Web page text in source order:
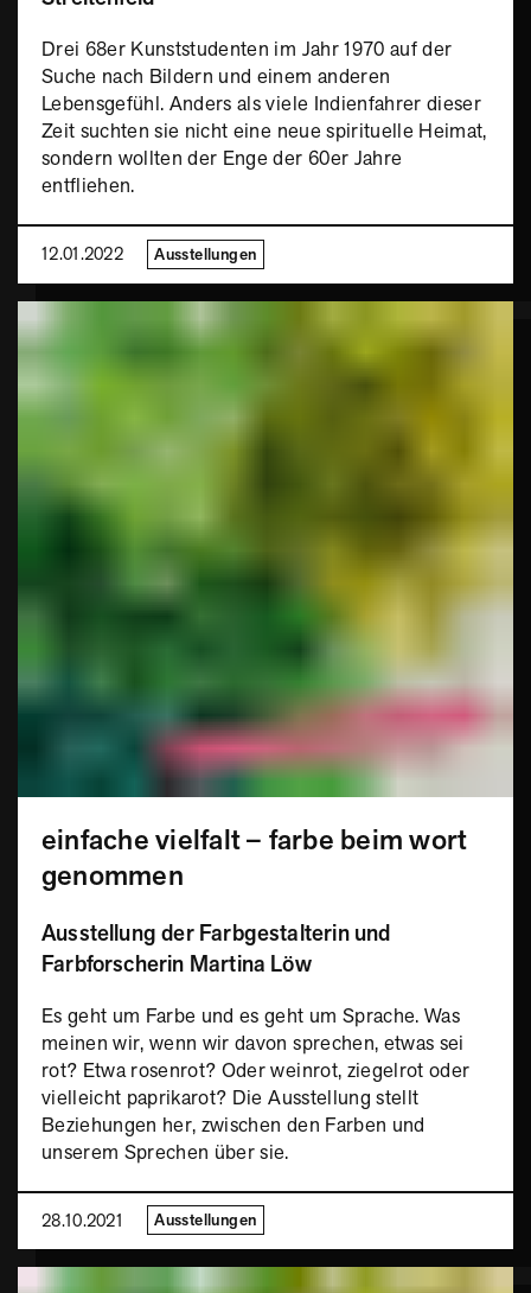
Drei 68er Kunststudenten im Jahr 1970 auf der
Suche nach Bildern und einem anderen
Lebensgefühl. Anders als viele Indienfahrer dieser
Zeit suchten sie nicht eine neue spirituelle Heimat,
sondern wollten der Enge der 60er Jahre
entfliehen.
12.01.2022 Ausstellungen
einfache vielfalt – farbe beim wort
genommen
Ausstellung der Farbgestalterin und
Farbforscherin Martina Löw
Es geht um Farbe und es geht um Sprache. Was
meinen wir, wenn wir davon sprechen, etwas sei
rot? Etwa rosenrot? Oder weinrot, ziegelrot oder
vielleicht paprikarot? Die Ausstellung stellt
Beziehungen her, zwischen den Farben und
unserem Sprechen über sie.
28.10.2021 Ausstellungen